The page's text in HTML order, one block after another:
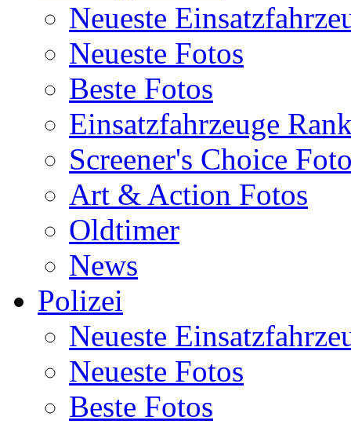
Neueste
Neueste Fotos
Beste Fotos
Einsatzfahrzeuge
Screener's Choice
Art & Action Fotos
Oldtimer
News
Polizei
Neueste
Neueste Fotos
Beste Fotos